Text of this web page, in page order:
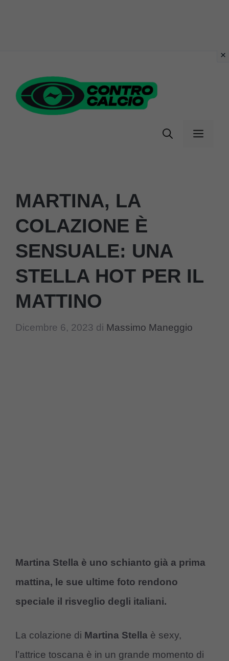
contenuto
Menu
MARTINA, LA
COLAZIONE È
SENSUALE: UNA
STELLA HOT PER IL
MATTINO
Dicembre 6, 2023 di Massimo Maneggio
Martina Stella è uno schianto già a prima
mattina, le sue ultime foto rendono
speciale il risveglio degli italiani.
La colazione di Martina Stella è sexy,
l’attrice toscana è in un grande momento di